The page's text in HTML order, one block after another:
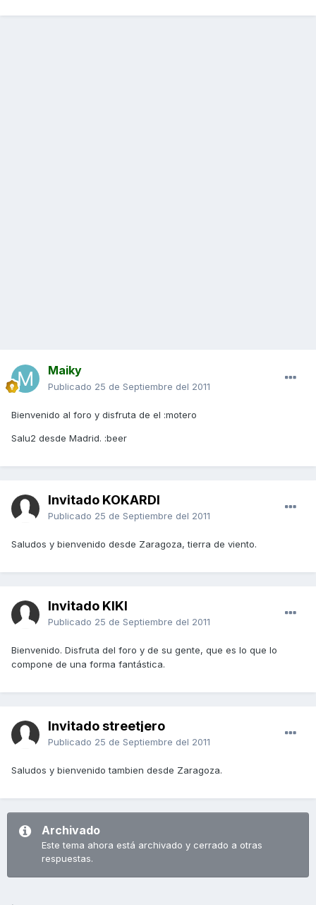
Maiky
Publicado 25 de Septiembre del 2011
Bienvenido al foro y disfruta de el :motero
Salu2 desde Madrid. :beer
Invitado KOKARDI
Publicado 25 de Septiembre del 2011
Saludos y bienvenido desde Zaragoza, tierra de viento.
Invitado KIKI
Publicado 25 de Septiembre del 2011
Bienvenido. Disfruta del foro y de su gente, que es lo que lo
compone de una forma fantástica.
Invitado streetjero
Publicado 25 de Septiembre del 2011
Saludos y bienvenido tambien desde Zaragoza.
Archivado
Este tema ahora está archivado y cerrado a otras
respuestas.